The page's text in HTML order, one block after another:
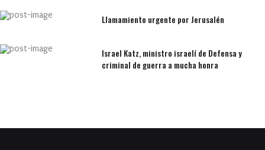
Llamamiento urgente por Jerusalén
Israel Katz, ministro israelí de Defensa y
criminal de guerra a mucha honra